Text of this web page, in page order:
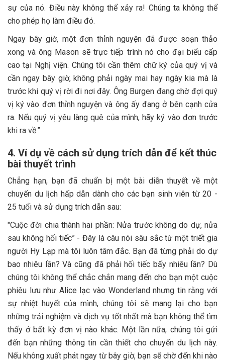
sự của nó. Điều này không thể xảy ra! Chúng ta không thể
cho phép họ làm điều đó.
Ngay bây giờ, một đơn thỉnh nguyện đã được soạn thảo
xong và ông Mason sẽ trực tiếp trình nó cho đại biểu cấp
cao tại Nghị viện. Chúng tôi cần thêm chữ ký của quý vị và
cần ngay bây giờ, không phải ngày mai hay ngày kia mà là
trước khi quý vị rời đi nơi đây. Ông Burgen đang chờ đợi quý
vị ký vào đơn thỉnh nguyện và ông ấy đang ở bên cạnh cửa
ra. Nếu quý vị yêu làng quê của mình, hãy ký vào đơn trước
khi ra về.”
4. Ví dụ về cách sử dụng trích dẫn để kết thúc
bài thuyết trình
Chẳng hạn, bạn đã chuẩn bị một bài diễn thuyết về một
chuyến du lịch hấp dẫn dành cho các bạn sinh viên từ 20 -
25 tuổi và sử dụng trích dẫn sau:
"Cuộc đời chia thành hai phần: Nửa trước không do dự, nửa
sau không hối tiếc” - Đây là câu nói sâu sắc từ một triết gia
người Hy Lạp mà tôi luôn tâm đắc. Bạn đã từng phải do dự
bao nhiêu lần? Và cũng đã phải hối tiếc bấy nhiêu lần? Dù
chúng tôi không thể chắc chắn mang đến cho bạn một cuộc
phiêu lưu như Alice lạc vào Wonderland nhưng tin rằng với
sự nhiệt huyết của mình, chúng tôi sẽ mang lại cho bạn
những trải nghiệm và dịch vụ tốt nhất mà bạn không thể tìm
thấy ở bất kỳ đơn vị nào khác. Một lần nữa, chúng tôi gửi
đến bạn những thông tin cần thiết cho chuyến du lịch này.
Nếu không xuất phát ngay từ bây giờ, bạn sẽ chờ đến khi nào